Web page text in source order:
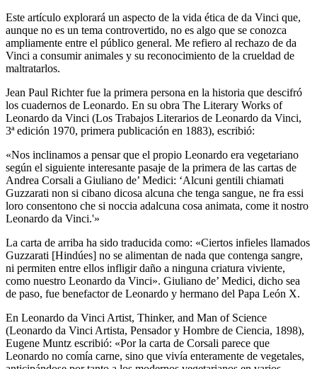
Este artículo explorará un aspecto de la vida ética de da Vinci que,
aunque no es un tema controvertido, no es algo que se conozca
ampliamente entre el público general. Me refiero al rechazo de da
Vinci a consumir animales y su reconocimiento de la crueldad de
maltratarlos.
Jean Paul Richter fue la primera persona en la historia que descifró
los cuadernos de Leonardo. En su obra The Literary Works of
Leonardo da Vinci (Los Trabajos Literarios de Leonardo da Vinci,
3ª edición 1970, primera publicación en 1883), escribió:
«Nos inclinamos a pensar que el propio Leonardo era vegetariano
según el siguiente interesante pasaje de la primera de las cartas de
Andrea Corsali a Giuliano de’ Medici: ‘Alcuni gentili chiamati
Guzzarati non si cibano dicosa alcuna che tenga sangue, ne fra essi
loro consentono che si noccia adalcuna cosa animata, come it nostro
Leonardo da Vinci.'»
La carta de arriba ha sido traducida como: «Ciertos infieles llamados
Guzzarati [Hindúes] no se alimentan de nada que contenga sangre,
ni permiten entre ellos infligir daño a ninguna criatura viviente,
como nuestro Leonardo da Vinci». Giuliano de’ Medici, dicho sea
de paso, fue benefactor de Leonardo y hermano del Papa León X.
En Leonardo da Vinci Artist, Thinker, and Man of Science
(Leonardo da Vinci Artista, Pensador y Hombre de Ciencia, 1898),
Eugene Muntz escribió: «Por la carta de Corsali parece que
Leonardo no comía carne, sino que vivía enteramente de vegetales,